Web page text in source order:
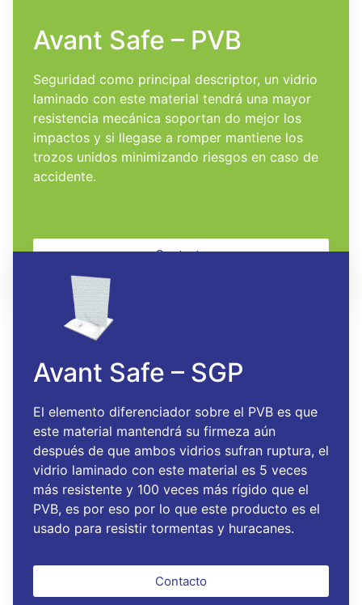
Avant Safe – PVB
Seguridad como principal descriptor, un vidrio
laminado con este material tendrá una mayor
resistencia mecánica soportan­ do mejor los
impactos y si llegase a romper mantiene los
trozos unidos minimizando riesgos en caso de
accidente.
Contacto
Avant Safe – SGP
El elemento diferenciador sobre el PVB es que
este material mantendrá su firmeza aún
después de que ambos vidrios sufran ruptura, el
vidrio laminado con este material es 5 veces
más resistente y 100 veces más rígido que el
PVB, es por eso por lo que este producto es el
usado para resistir tormentas y huracanes.
Contacto